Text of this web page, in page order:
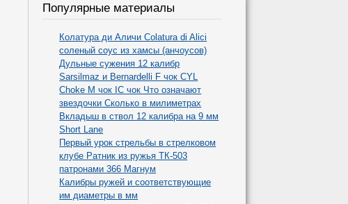
Популярные материалы
Колатура ди Аличи Colatura di Alici
соленый соус из хамсы (анчоусов)
Дульные сужения 12 калибр
Sarsilmaz и Bernardelli F чок CYL
Choke M чок IC чок Что означают
звездочки Сколько в милиметрах
Вкладыш в ствол 12 калибра на 9 мм
Short Lane
Первый урок стрельбы в стрелковом
клубе Ратник из ружья ТК-503
патронами 366 Магнум
Калибры ружей и соответствующие
им диаметры в мм